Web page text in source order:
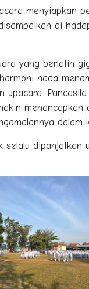
menyiapkan
di
yang berlatih
nada
upacara.
menancapkan
dalam
selalu dipanjatkan